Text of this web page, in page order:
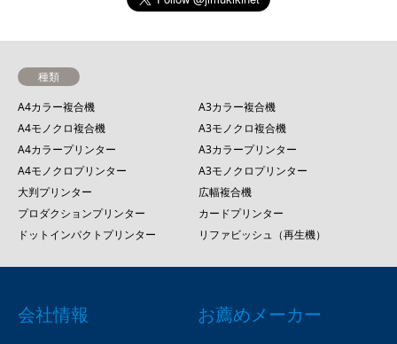
種類
A4カラー複合機
A3カラー複合機
A4モノクロ複合機
A3モノクロ複合機
A4カラープリンター
A3カラープリンター
A4モノクロプリンター
A3モノクロプリンター
大判プリンター
広幅複合機
プロダクションプリンター
カードプリンター
ドットインパクトプリンター
リファビッシュ（再生機）
会社情報 お薦めメーカー